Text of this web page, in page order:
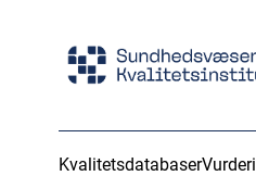
Kvalitetsdatabaser